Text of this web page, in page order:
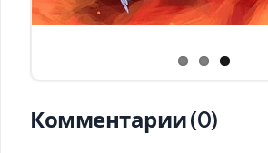
Комментарии (0)